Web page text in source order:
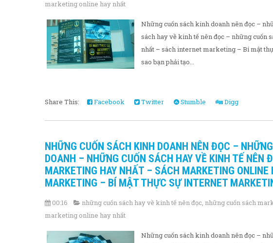
marketing online hay nhất
Những cuốn sách kinh doanh nên đọc –
sách hay về kinh tế nên đọc – những
nhất – sách internet marketing – Bí mật
sao bạn phải tạo...
Share This: Facebook Twitter Stumble Digg
NHỮNG CUỐN SÁCH KINH DOANH NÊN ĐỌC –
DOANH – NHỮNG CUỐN SÁCH HAY VỀ KINH TẾ NÊN
MARKETING HAY NHẤT – SÁCH MARKETING
MARKETING – BÍ MẬT THỰC SỰ INTERNET
00:16 những cuốn sách hay về kinh tế nên đọc những cuốn sách
marketing online hay nhất
Những cuốn sách kinh doanh nên đọc –